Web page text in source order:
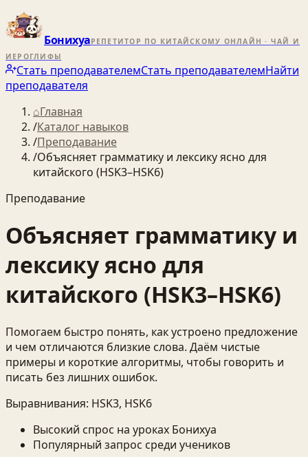
БонихуаРЕПЕТИТОР ПО КИТАЙСКОМУ ОНЛАЙН · ЧАЙ И
ИЕРОГЛИФЫ
Стать преподавателемСтать преподавателемНайти
преподавателя
⌂Главная
/Каталог навыков
/Преподавание
/Объясняет грамматику и лексику ясно для
китайского (HSK3–HSK6)
Преподавание
Объясняет грамматику и
лексику ясно для
китайского (HSK3–HSK6)
Помогаем быстро понять, как устроено предложение
и чем отличаются близкие слова. Даём чистые
примеры и короткие алгоритмы, чтобы говорить и
писать без лишних ошибок.
Выравнивания: HSK3, HSK6
Высокий спрос на уроках Бонихуа
Популярный запрос среди учеников